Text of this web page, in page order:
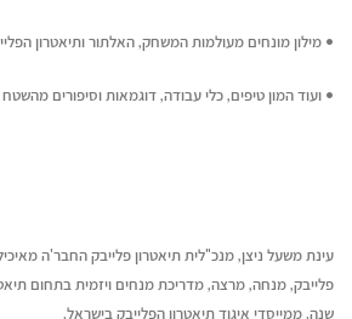
• מילון מונחים מעולמות המשחק, האלתור ותיאטרון
• ועוד המון טיפים, כלי עבודה, דוגמאות וסיפורים מהשטח
עינת משעל ניצן, מנכ"לית תיאטרון פלייבק החבר'ה
פלייבק, מנחה, מרצה, מדריכת מנחים ויזמית בתחום
שנה. ממייסדי איגוד תיאטרון הפלייבק בישראל.